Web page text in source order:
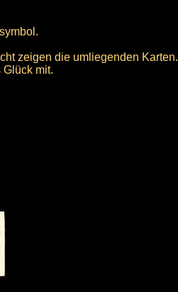
zeigen die umliegenden Karten.
mit.